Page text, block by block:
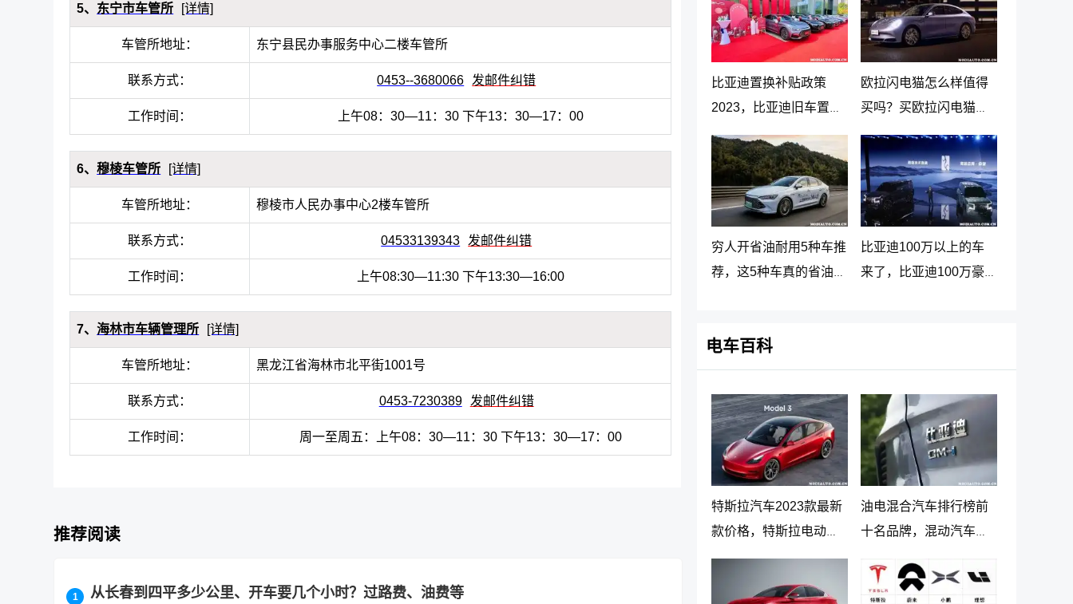
5、 东宁市车管所 [详情]
车管所地址： 东宁县民办事服务中心二楼车管所
联系方式： 0453--3680066 发邮件纠错
工作时间： 上午08：30—11：30 下午13：30—17：00
6、穆棱车管所 [详情]
车管所地址： 穆棱市人民办事中心2楼车管所
联系方式： 04533139343 发邮件纠错
工作时间： 上午08:30—11:30 下午13:30—16:00
7、海林市车辆管理所 [详情]
车管所地址： 黑龙江省海林市北平街1001号
联系方式： 0453-7230389 发邮件纠错
工作时间： 周一至周五：上午08：30—11：30 下午13：30—17：00
推荐阅读
从长春到四平多少公里、开车要几个小时？过路费、油费等
比亚迪置换补贴政策
2023，比亚迪旧车置换
新车价格表
欧拉闪电猫怎么样值得
买吗？买欧拉闪电猫十
大忠告
穷人开省油耐用5种车推
荐，这5种车真的省油又
比亚迪100万以上的车
来了，比亚迪100万豪
电车百科
特斯拉汽车2023款最新
款价格，特斯拉电动汽
车价格及落地价
油电混合汽车排行榜前
十名品牌，混动汽车十